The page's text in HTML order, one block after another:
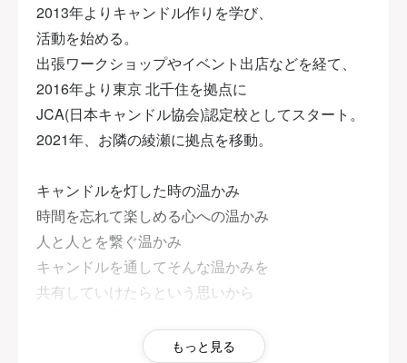
2013年よりキャンドル作りを学び、
活動を始める。
出張ワークショップやイベント出店などを経て、
2016年より東京 北千住を拠点に
JCA(日本キャンドル協会)認定校としてスタート。
2021年、お隣の綾瀬に拠点を移動。
キャンドルを灯した時の温かみ
時間を忘れて楽しめる心への温かみ
人と人とを繋ぐ温かみ
キャンドルを通してそんな温かみを
共有していけたらという思いから
もっと見る